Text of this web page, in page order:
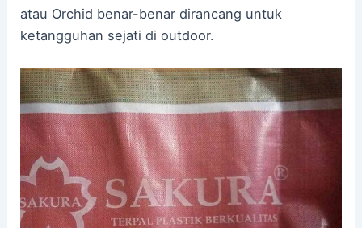
atau Orchid benar-benar dirancang untuk
ketangguhan sejati di outdoor.